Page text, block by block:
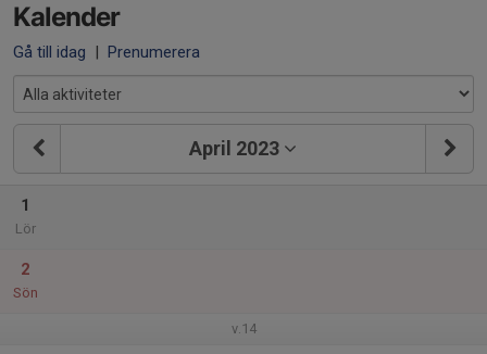
Kalender
Gå till idag | Prenumerera
April 2023
1
Lör
2
Sön
v.14